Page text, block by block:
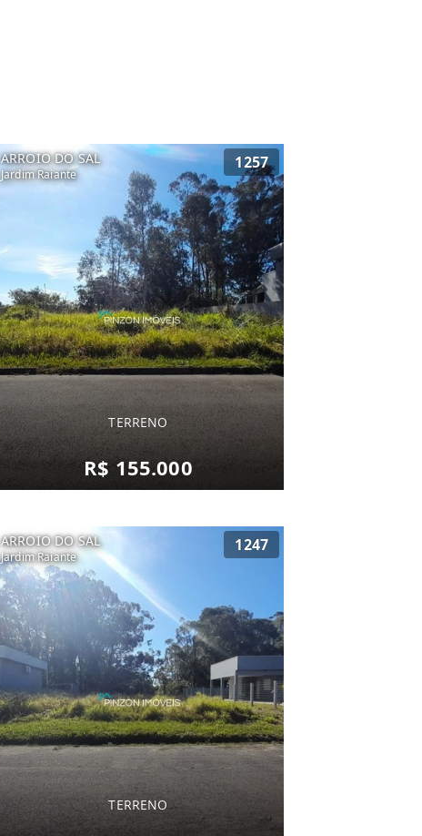
ARROIO DO SAL
Jardim Raiante
1257
TERRENO
R$ 155.000
ARROIO DO SAL
Jardim Raiante
1247
TERRENO